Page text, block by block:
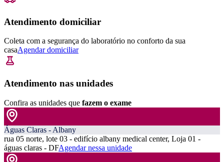
Atendimento domiciliar
Coleta com a segurança do laboratório no conforto da sua
casaAgendar domiciliar
Atendimento nas unidades
Confira as unidades que fazem o exame
Águas Claras - Albany
rua 05 norte, lote 03 - edifício albany medical center, Loja 01 -
águas claras - DFAgendar nessa unidade